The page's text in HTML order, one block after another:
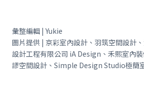
彙整編輯 | Yukie
圖片提供 | 京彩室內設計、羽筑空間設計
設計工程有限公司 iA Design、禾熙室內
謬空間設計、Simple Design Studio極簡